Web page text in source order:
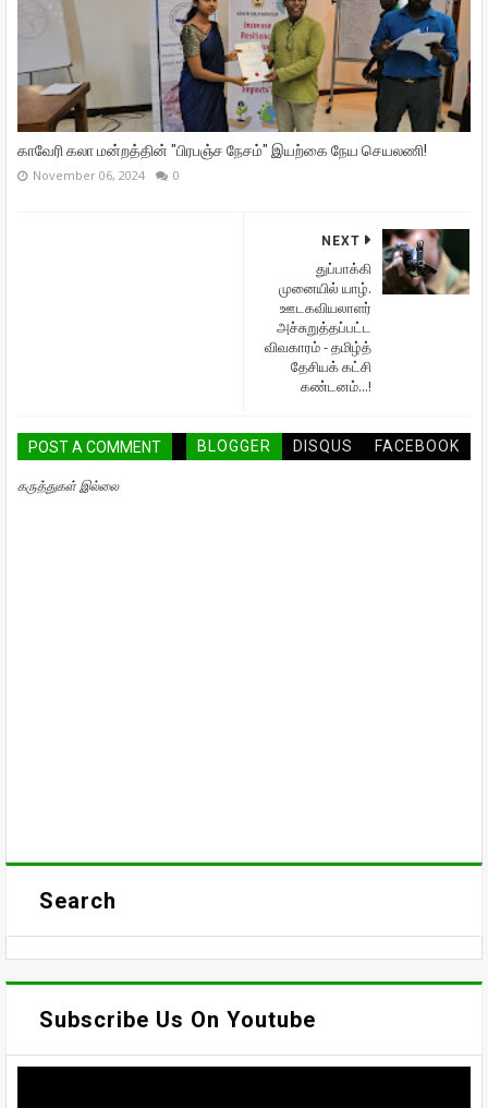
காவேரி கலா மன்றத்தின் "பிரபஞ்ச நேசம்" இயற்கை நேய செயலணி!
November 06, 2024 0
NEXT
துப்பாக்கி
முனையில் யாழ்.
ஊடகவியலாளர்
அச்சுறுத்தப்பட்ட
விவகாரம் - தமிழ்த்
தேசியக் கட்சி
கண்டனம்...!
POST A COMMENT BLOGGER DISQUS FACEBOOK
கருத்துகள் இல்லை
Search
Subscribe Us On Youtube